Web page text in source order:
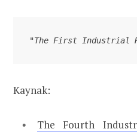
"The First Industrial
Kaynak:
The Fourth